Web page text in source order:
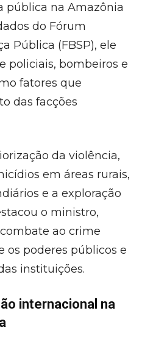
pública na Amazônia
do Fórum
Pública (FBSP), ele
policiais, bombeiros e
fatores que
das facções
da violência,
em áreas rurais,
e a exploração
o ministro,
ao crime
os poderes públicos e
instituições.
internacional na